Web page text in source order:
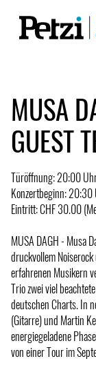
MUSA
GUEST
Türöffnung: 20:00
Konzertbeginn: 20:30
Eintritt: CHF 30.00
MUSA DAGH - Musa
druckvollem
erfahrenen Musikern
Trio zwei viel
deutschen Charts. In
(Gitarre) und Martin
energiegeladene
von einer Tour im